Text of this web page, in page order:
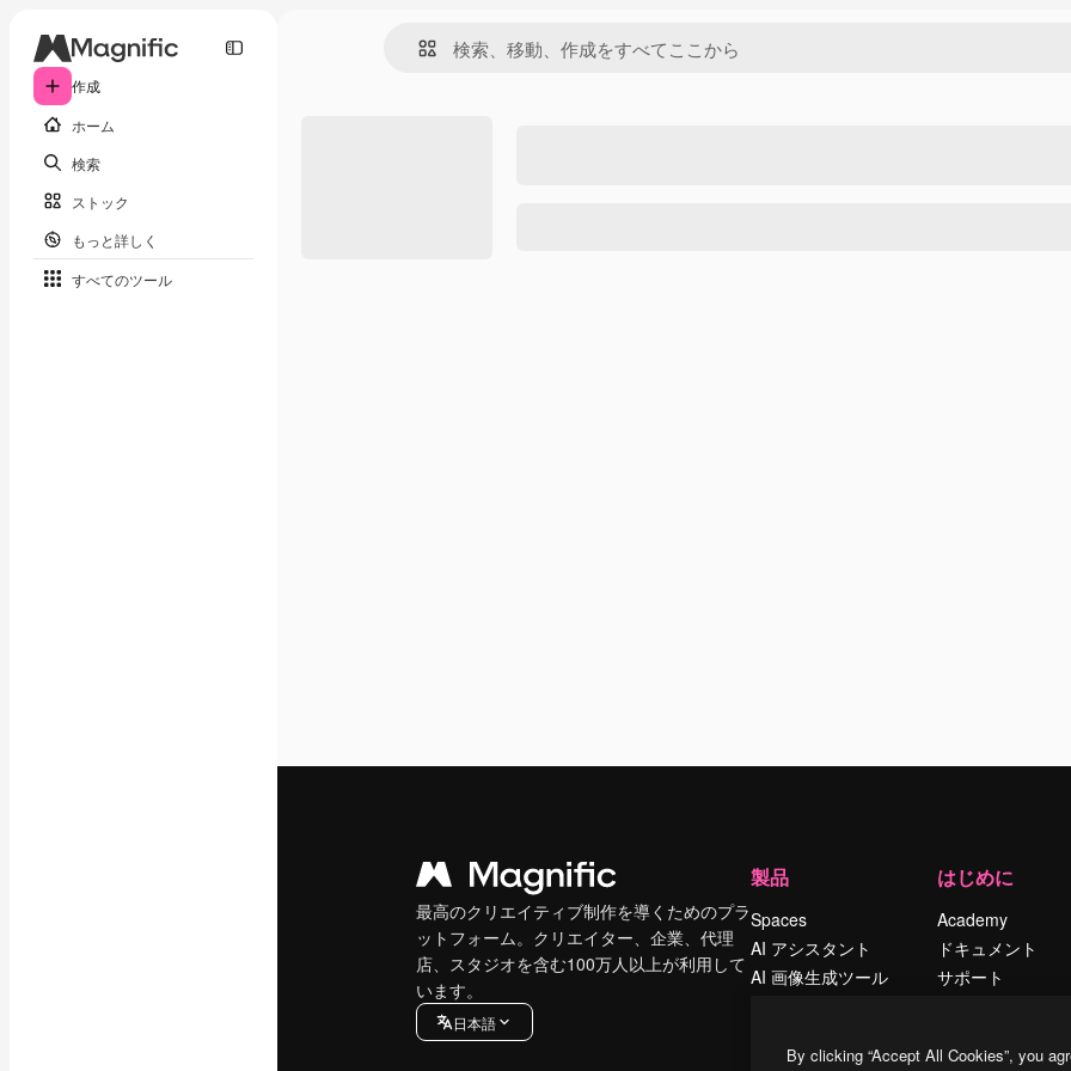
作成
ホーム
検索
ストック
もっと詳しく
すべてのツール
最高のクリエイティブ制作を導くためのプラ
ットフォーム。クリエイター、企業、代理
店、スタジオを含む100万人以上が利用して
います。
日本語
製品
Spaces
AI アシスタント
AI 画像生成ツール
ストックコンテン
はじめに
Academy
ドキュメント
サポート
シー
By clicking “Accept All Cookies”, you